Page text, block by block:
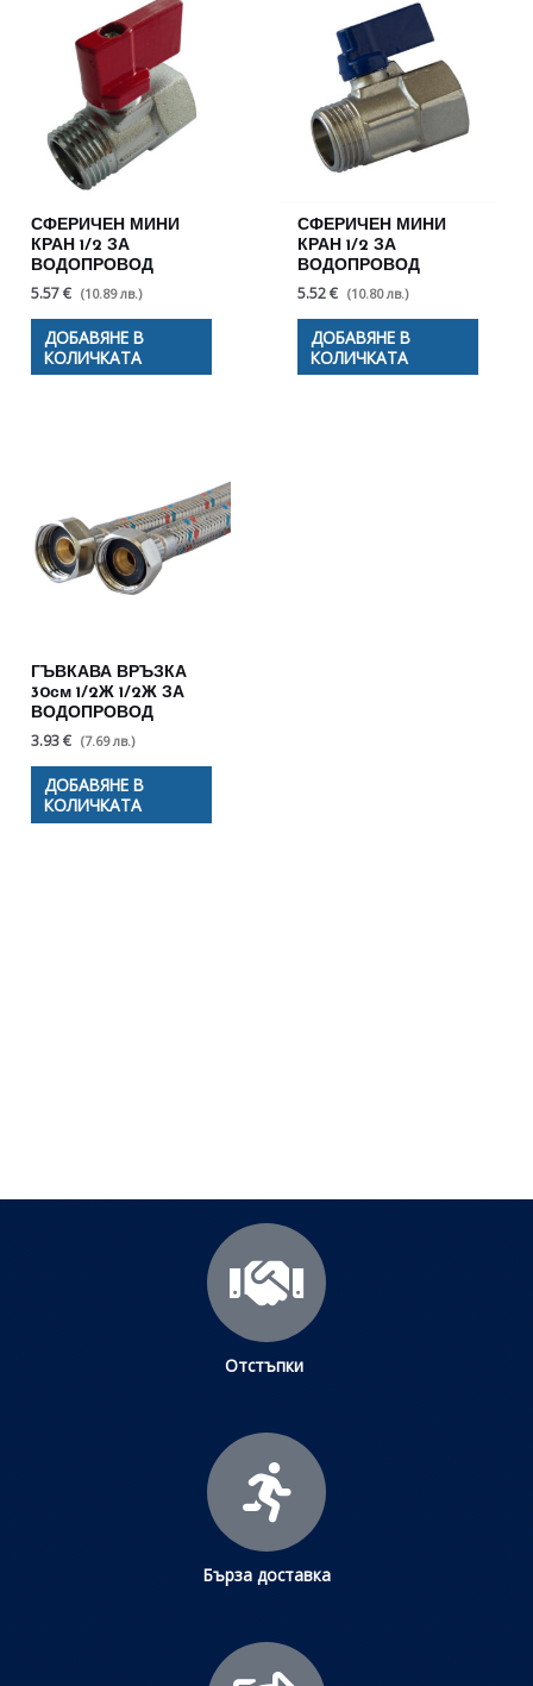
СФЕРИЧЕН МИНИ
КРАН 1/2 ЗА
ВОДОПРОВОД
5.57 € (10.89 лв.)
ДОБАВЯНЕ В
КОЛИЧКАТА
СФЕРИЧЕН МИНИ
КРАН 1/2 ЗА
ВОДОПРОВОД
5.52 € (10.80 лв.)
ДОБАВЯНЕ В
КОЛИЧКАТА
ГЪВКАВА ВРЪЗКА
30см 1/2Ж 1/2Ж ЗА
ВОДОПРОВОД
3.93 € (7.69 лв.)
ДОБАВЯНЕ В
КОЛИЧКАТА
Отстъпки
Бърза доставка